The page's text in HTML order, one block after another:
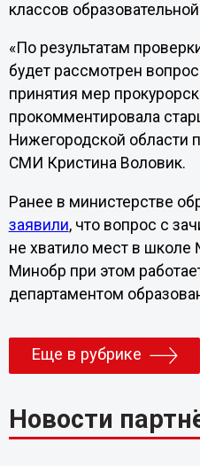
классов
«По результатам
будет рассмотрен
принятия мер
прокомментировала
Нижегородской области
СМИ Кристина Воловик.
Ранее в министерстве
заявили, что вопрос с
не хватило мест в
Минобр при этом
департаментом
Еще в рубрике
Новости